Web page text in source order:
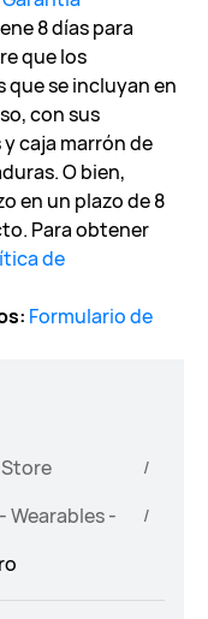
8 días para
que los
se incluyan en
con sus
caja marrón de
O bien,
en un plazo de 8
Para obtener
de
Formulario de
Store
Wearables -